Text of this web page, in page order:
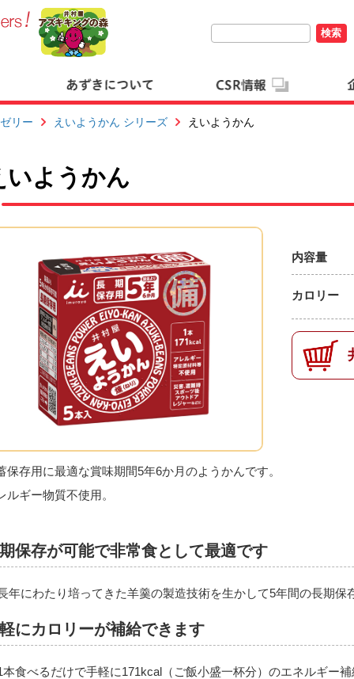
検索
リー えいようかん シリーズ えいようかん
いようかん
内容量
カロリー
保存用に最適な賞味期間5年6か月のようかんです。
ルギー物質不使用。
保存が可能で非常食として最適です
年にわたり培ってきた羊羹の製造技術を生かして5年間の長期保
にカロリーが補給できます
本食べるだけで手軽に171kcal（ご飯小盛一杯分）のエネルギー補